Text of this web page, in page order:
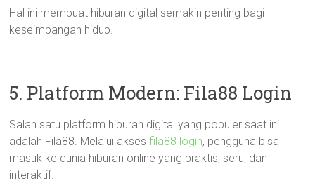
Hal ini membuat hiburan digital semakin penting bagi
keseimbangan hidup.
5. Platform Modern: Fila88 Login
Salah satu platform hiburan digital yang populer saat ini
adalah Fila88. Melalui aksesfila88 login, pengguna bisa
masuk ke dunia hiburan online yang praktis, seru, dan
interaktif.